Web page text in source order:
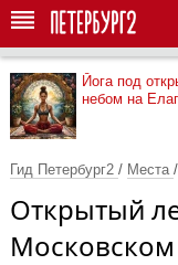
Йога под
небом на
Гид Петербург2 / Места /
Открытый